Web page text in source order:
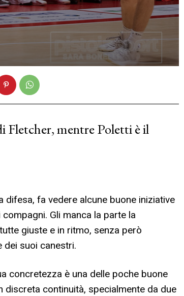
Fletcher, mentre Poletti è il
difesa, fa vedere alcune buone iniziative
Gli manca la parte la
giuste e in ritmo, senza però
dei suoi canestri.
concretezza è una delle poche buone
continuità, specialmente da due